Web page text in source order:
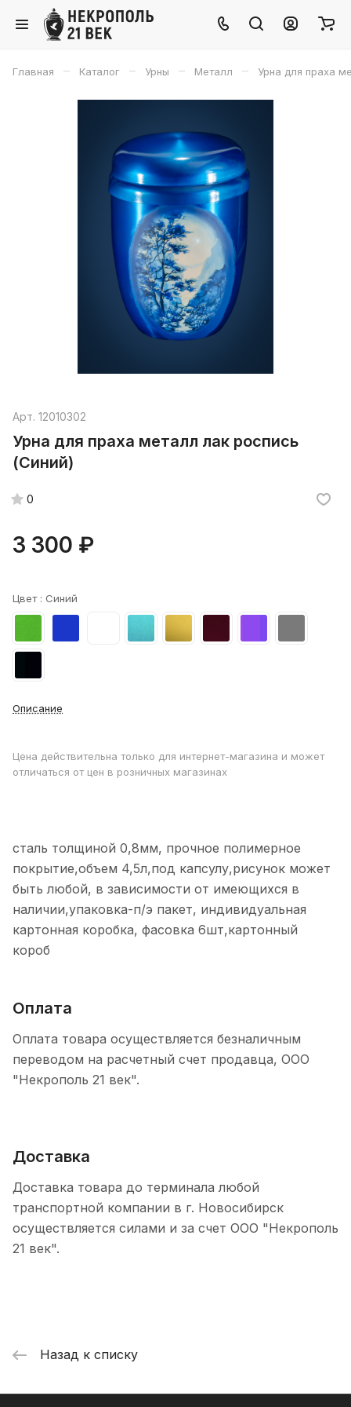
Главная – Каталог – Урны – Металл – Урна для праха
Арт. 12010302
Урна для праха металл лак роспись
(Синий)
0
3 300 ₽
Цвет : Синий
Описание
Цена действительна только для интернет-магазина и может
отличаться от цен в розничных магазинах
сталь толщиной 0,8мм, прочное полимерное
покрытие,объем 4,5л,под капсулу,рисунок может
быть любой, в зависимости от имеющихся в
наличии,упаковка-п/э пакет, индивидуальная
картонная коробка, фасовка 6шт,картонный
короб
Оплата
Оплата товара осуществляется безналичным
переводом на расчетный счет продавца, ООО
"Некрополь 21 век".
Доставка
Доставка товара до терминала любой
транспортной компании в г. Новосибирск
осуществляется силами и за счет ООО "Некрополь
21 век".
Назад к списку